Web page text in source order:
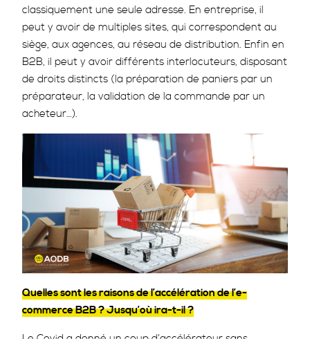
classiquement une seule adresse. En entreprise, il
peut y avoir de multiples sites, qui correspondent au
siège, aux agences, au réseau de distribution. Enfin en
B2B, il peut y avoir différents interlocuteurs, disposant
de droits distincts (la préparation de paniers par un
préparateur, la validation de la commande par un
acheteur…).
Quelles sont les raisons de l’accélération de l’e-
commerce B2B ? Jusqu’où ira-t-il ?